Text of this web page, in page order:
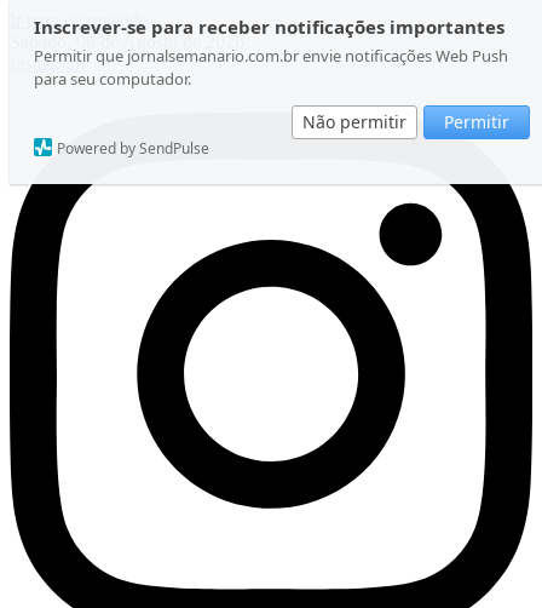
Inscrever-se para receber notificações importantes
Permitir que jornalsemanario.com.br envie notificações Web Push
para seu computador.
Não permitir Permitir
Powered by SendPulse
Ir para o conteúdo
Sábado, 08 de Agosto de 2026
Instagram